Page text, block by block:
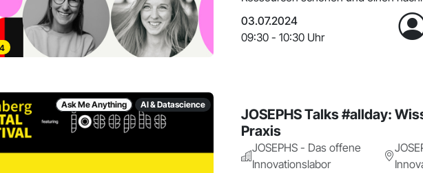
03.07.2024
09:30 - 10:30 Uhr
Ask Me Anything AI & Datascience
JOSEPHS Talks #allday:
Praxis
JOSEPHS - Das offene
Innovationslabor